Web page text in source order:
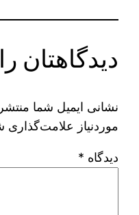
دیدگاهتان
نشانی ایمیل شما
موردنیاز علامت‌گذاری
دیدگاه *